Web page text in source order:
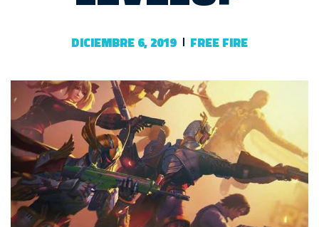
DICIEMBRE 6, 2019 FREE FIRE